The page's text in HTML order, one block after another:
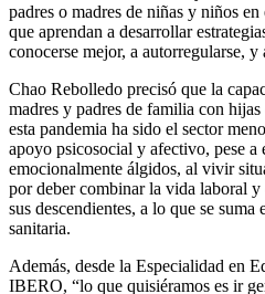
padres o madres de niñas y niños
que aprendan a desarrollar
conocerse mejor, a autorregularse,
Chao Rebolledo precisó que la
madres y padres de familia con
esta pandemia ha sido el sector
apoyo psicosocial y afectivo, pese a
emocionalmente álgidos, al vivir
por deber combinar la vida laboral
sus descendientes, a lo que se
sanitaria.
Además, desde la Especialidad en
IBERO, “lo que quisiéramos es ir